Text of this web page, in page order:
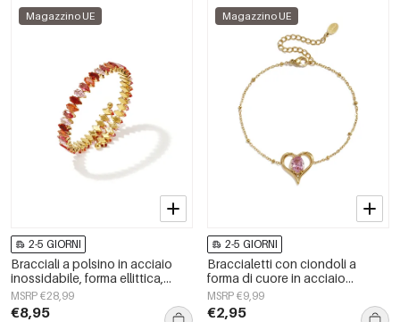
Magazzino UE
2-5 GIORNI
Bracciali a polsino in acciaio
inossidabile, forma ellittica,
semplici, per tutti i giorni, serie
Simple, gioielli da donna
MSRP €28,99
€8,95
Magazzino UE
2-5 GIORNI
Braccialetti con ciondoli a
forma di cuore in acciaio
inossidabile, serie Simple Daily
Simple, gioielli da donna
MSRP €9,99
€2,95